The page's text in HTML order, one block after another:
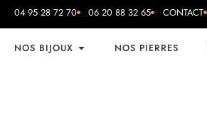
04 95 28 72 70 06 20 88 32 65 CONTACT
NOS BIJOUX NOS PIERRES